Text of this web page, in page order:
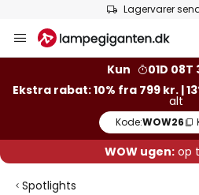
Lagervarer
to
Kun
01D 08T
Ekstra rabat: 10% fra 799 kr. |
alt
Kode:WOW26
WOW ugen:op
Spotlights